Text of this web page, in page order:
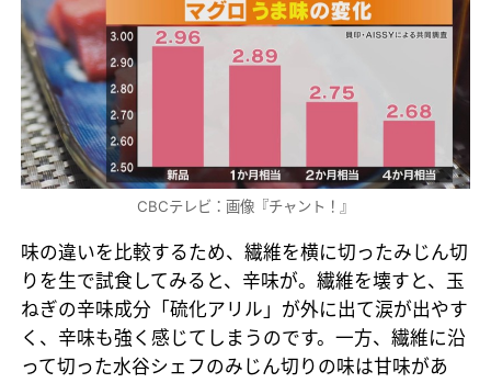
CBCテレビ：画像『チャント！』
味の違いを比較するため、繊維を横に切ったみじん切
りを生で試食してみると、辛味が。繊維を壊すと、玉
ねぎの辛味成分「硫化アリル」が外に出て涙が出やす
く、辛味も強く感じてしまうのです。一方、繊維に沿
って切った水谷シェフのみじん切りの味は甘味があ